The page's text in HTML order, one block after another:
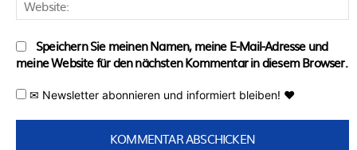
Speichern Sie meinen Namen, meine E-Mail-Adresse und
meine Website für den nächsten Kommentar in diesem Browser.
✉ Newsletter abonnieren und informiert bleiben! ♥